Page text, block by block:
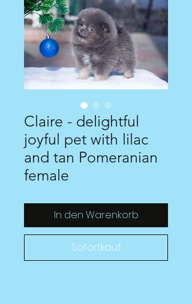
Claire - delightful
joyful pet with lilac
and tan Pomeranian
female
In den Warenkorb
Sofortkauf